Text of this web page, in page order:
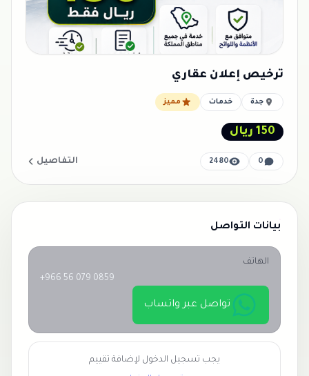
ترخيص إعلان عقاري
جدة خدمات مميز
150 ريال
0
2480 التفاصيل
بيانات التواصل
الهاتف
+966 56 079 0859
تواصل عبر واتساب
يجب تسجيل الدخول لإضافة تقييم